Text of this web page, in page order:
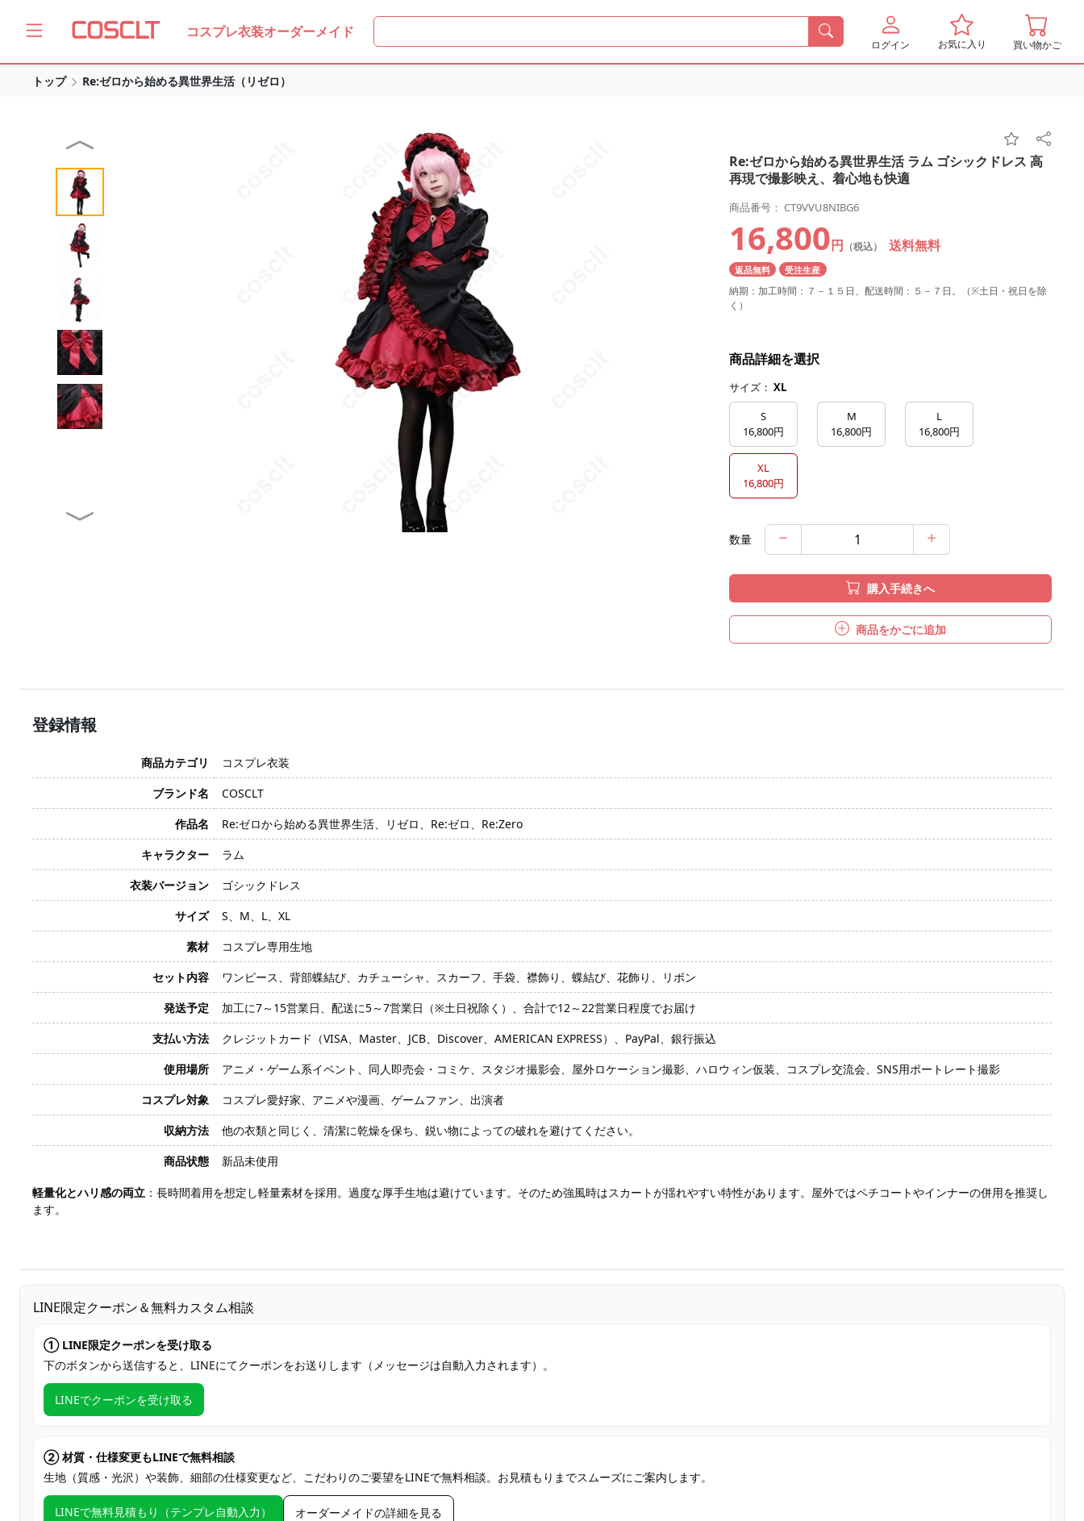
コスプレ衣装オーダーメイド
ログイン お気に入り 買い物かご
トップ Re:ゼロから始める異世界生活（リゼロ）
Re:ゼロから始める異世界生活 ラム ゴシックドレス 高
再現で撮影映え、着心地も快適
商品番号： CT9VVU8NIBG6
16,800円 （税込） 送料無料
返品無料 受注生産
納期：加工時間：７－１５日、配送時間：５－７日。（※土日・祝日を除
く）
商品詳細を選択
サイズ： XL
S
16,800円
M
16,800円
L
16,800円
XL
16,800円
数量
購入手続きへ
商品をかごに追加
登録情報
商品カテゴリ
コスプレ衣装
ブランド名
COSCLT
作品名
Re:ゼロから始める異世界生活、リゼロ、Re:ゼロ、Re:Zero
キャラクター
ラム
衣装バージョン
ゴシックドレス
サイズ
S、M、L、XL
素材
コスプレ専用生地
セット内容
ワンピース、背部蝶結び、カチューシャ、スカーフ、手袋、襟飾り、蝶結び、花飾り、リボン
発送予定
加工に7～15営業日、配送に5～7営業日（※土日祝除く）、合計で12～22営業日程度でお届け
支払い方法
クレジットカード（VISA、Master、JCB、Discover、AMERICAN EXPRESS）、PayPal、銀行振込
使用場所
アニメ・ゲーム系イベント、同人即売会・コミケ、スタジオ撮影会、屋外ロケーション撮影、ハロウィン仮装、コスプレ交流会、SNS用ポートレート撮影
コスプレ対象
コスプレ愛好家、アニメや漫画、ゲームファン、出演者
収納方法
他の衣類と同じく、清潔に乾燥を保ち、鋭い物によっての破れを避けてください。
商品状態
新品未使用
軽量化とハリ感の両立 ：長時間着用を想定し軽量素材を採用。過度な厚手生地は避けています。そのため強風時はスカートが揺れやすい特性があります。屋外ではペチコートやインナーの併用を推奨し
ます。
LINE限定クーポン＆無料カスタム相談
① LINE限定クーポンを受け取る
下のボタンから送信すると、LINEにてクーポンをお送りします（メッセージは自動入力されます）。
LINEでクーポンを受け取る
② 材質・仕様変更もLINEで無料相談
生地（質感・光沢）や装飾、細部の仕様変更など、こだわりのご要望をLINEで無料相談。お見積もりまでスムーズにご案内します。
LINEで無料見積もり（テンプレ自動入力） オーダーメイドの詳細を見る